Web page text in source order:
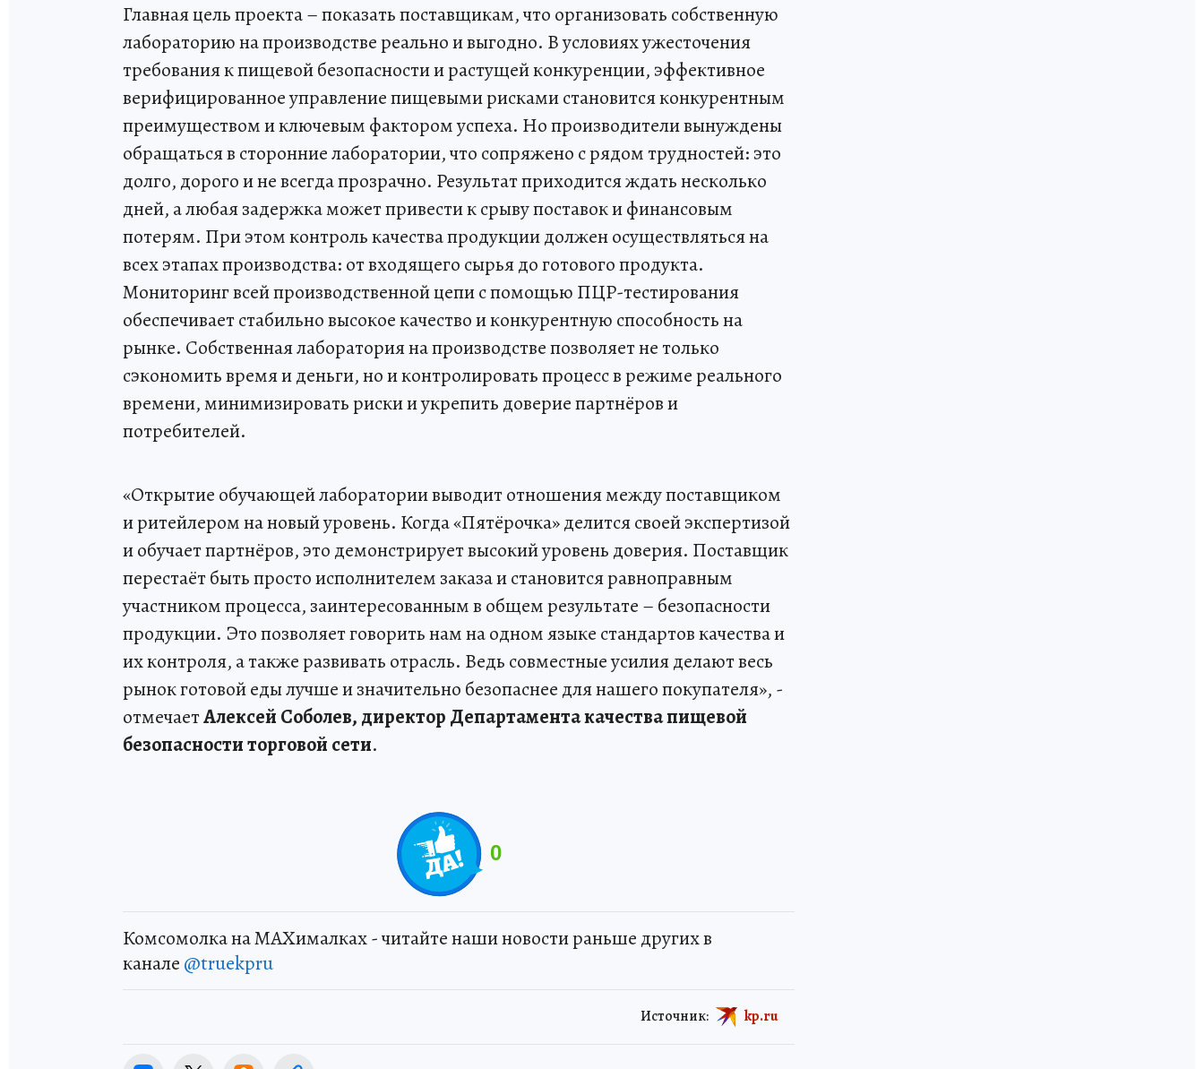
Главная цель проекта – показать поставщикам, что организовать собственную
лабораторию на производстве реально и выгодно. В условиях ужесточения
требования к пищевой безопасности и растущей конкуренции, эффективное
верифицированное управление пищевыми рисками становится конкурентным
преимуществом и ключевым фактором успеха. Но производители вынуждены
обращаться в сторонние лаборатории, что сопряжено с рядом трудностей: это
долго, дорого и не всегда прозрачно. Результат приходится ждать несколько
дней, а любая задержка может привести к срыву поставок и финансовым
потерям. При этом контроль качества продукции должен осуществляться на
всех этапах производства: от входящего сырья до готового продукта.
Мониторинг всей производственной цепи с помощью ПЦР-тестирования
обеспечивает стабильно высокое качество и конкурентную способность на
рынке. Собственная лаборатория на производстве позволяет не только
сэкономить время и деньги, но и контролировать процесс в режиме реального
времени, минимизировать риски и укрепить доверие партнёров и
потребителей.
«Открытие обучающей лаборатории выводит отношения между поставщиком
и ритейлером на новый уровень. Когда «Пятёрочка» делится своей экспертизой
и обучает партнёров, это демонстрирует высокий уровень доверия. Поставщик
перестаёт быть просто исполнителем заказа и становится равноправным
участником процесса, заинтересованным в общем результате – безопасности
продукции. Это позволяет говорить нам на одном языке стандартов качества и
их контроля, а также развивать отрасль. Ведь совместные усилия делают весь
рынок готовой еды лучше и значительно безопаснее для нашего покупателя», -
отмечаетАлексей Соболев, директор Департамента качества пищевой
безопасности торговой сети.
0
Комсомолка на MAXималках - читайте наши новости раньше других в
канале @truekpru
Источник: kp.ru